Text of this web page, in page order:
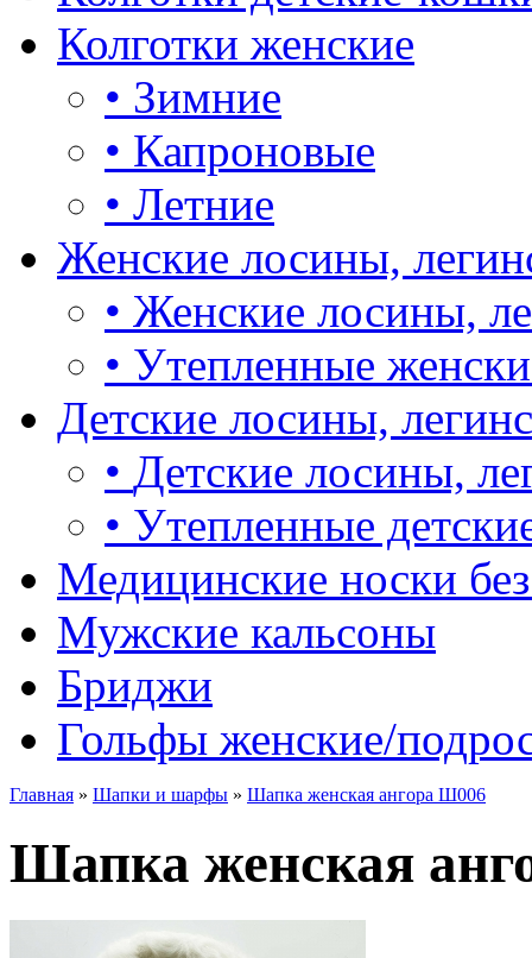
Колготки женские
• Зимние
• Капроновые
• Летние
Женские лосины,
• Женские лосины,
• Утепленные
Детские лосины,
• Детские лосины,
• Утепленные
Медицинские носки
Мужские кальсоны
Бриджи
Гольфы женские/
Главная » Шапки и шарфы » Шапка женская ангора Ш006
Шапка женская